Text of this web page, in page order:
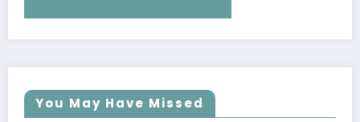
You May Have Missed